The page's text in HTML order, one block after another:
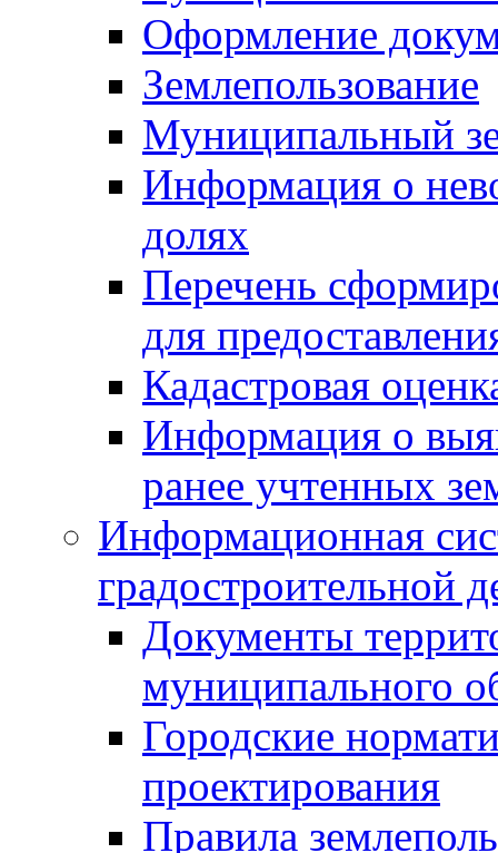
Оформление
Землепользование
Муниципальный
Информация о
долях
Перечень
для
Кадастровая
Информация о
ранее учтенных
Информационная
градостроительной
Документы
муниципального
Городские
проектирования
Правила